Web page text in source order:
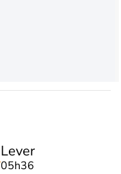
Lever
05h36